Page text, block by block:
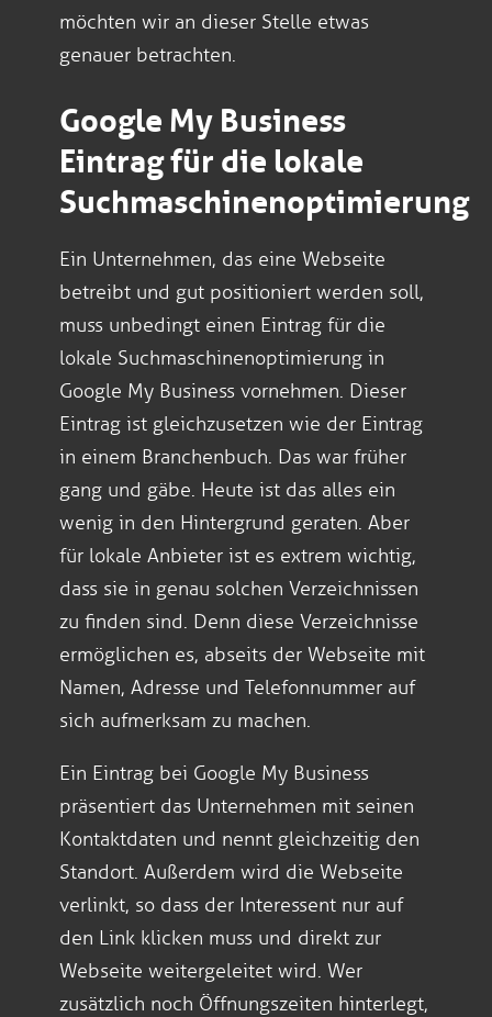
möchten wir an dieser Stelle etwas
genauer betrachten.
Google My Business
Eintrag für die lokale
Suchmaschinenoptimierung
Ein Unternehmen, das eine Webseite
betreibt und gut positioniert werden soll,
muss unbedingt einen Eintrag für die
lokale Suchmaschinenoptimierung in
Google My Business vornehmen. Dieser
Eintrag ist gleichzusetzen wie der Eintrag
in einem Branchenbuch. Das war früher
gang und gäbe. Heute ist das alles ein
wenig in den Hintergrund geraten. Aber
für lokale Anbieter ist es extrem wichtig,
dass sie in genau solchen Verzeichnissen
zu finden sind. Denn diese Verzeichnisse
ermöglichen es, abseits der Webseite mit
Namen, Adresse und Telefonnummer auf
sich aufmerksam zu machen.
Ein Eintrag bei Google My Business
präsentiert das Unternehmen mit seinen
Kontaktdaten und nennt gleichzeitig den
Standort. Außerdem wird die Webseite
verlinkt, so dass der Interessent nur auf
den Link klicken muss und direkt zur
Webseite weitergeleitet wird. Wer
zusätzlich noch Öffnungszeiten hinterlegt,